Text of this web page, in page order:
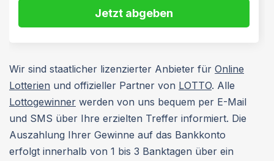
Jetzt abgeben
Wir sind staatlicher lizenzierter Anbieter für Online
Lotterien und offizieller Partner von LOTTO. Alle
Lottogewinner werden von uns bequem per E-Mail
und SMS über Ihre erzielten Treffer informiert. Die
Auszahlung Ihrer Gewinne auf das Bankkonto
erfolgt innerhalb von 1 bis 3 Banktagen über ein